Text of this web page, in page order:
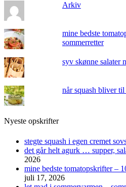
Arkiv
mine bedste
sommerretter
syv skønne salater
når squash bliver til
Nyeste opskrifter
stegte squash i egen cremet
det går helt agurk … supper,
2026
mine bedste tomatopskrifter –
juli 17, 2026